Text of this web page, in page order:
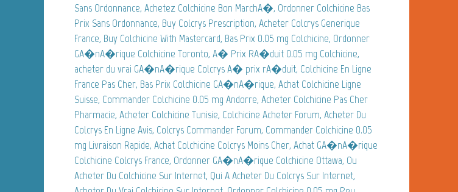
Sans Ordonnance, Achetez Colchicine Bon MarchA�, Ordonner Colchicine Bas
Prix Sans Ordonnance, Buy Colcrys Prescription, Acheter Colcrys Generique
France, Buy Colchicine With Mastercard, Bas Prix 0.05 mg Colchicine, Ordonner
GA�nA�rique Colchicine Toronto, A� Prix RA�duit 0.05 mg Colchicine,
acheter du vrai GA�nA�rique Colcrys A� prix rA�duit, Colchicine En Ligne
France Pas Cher, Bas Prix Colchicine GA�nA�rique, Achat Colchicine Ligne
Suisse, Commander Colchicine 0.05 mg Andorre, Acheter Colchicine Pas Cher
Pharmacie, Acheter Colchicine Tunisie, Colchicine Acheter Forum, Acheter Du
Colcrys En Ligne Avis, Colcrys Commander Forum, Commander Colchicine 0.05
mg Livraison Rapide, Achat Colchicine Colcrys Moins Cher, Achat GA�nA�rique
Colchicine Colcrys France, Ordonner GA�nA�rique Colchicine Ottawa, Ou
Acheter Du Colchicine Sur Internet, Qui A Acheter Du Colcrys Sur Internet,